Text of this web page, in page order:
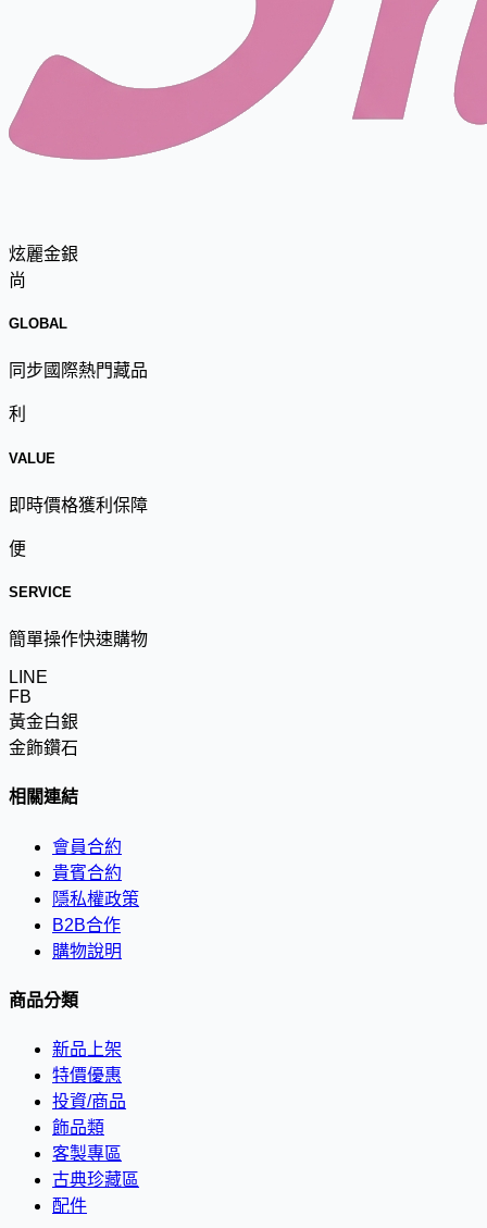
炫麗金銀
尚
GLOBAL
同步國際熱門藏品
利
VALUE
即時價格獲利保障
便
SERVICE
簡單操作快速購物
LINE
FB
黃金白銀
金飾鑽石
相關連結
會員合約
貴賓合約
隱私權政策
B2B合作
購物說明
商品分類
新品上架
特價優惠
投資/商品
飾品類
客製專區
古典珍藏區
配件